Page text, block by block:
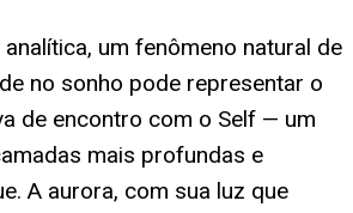
um fenômeno natural de
no sonho pode representar o
de encontro com o Self — um
mais profundas e
A aurora, com sua luz que